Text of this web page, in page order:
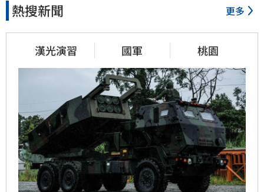
熱搜新聞 更多
漢光演習 國軍 桃園